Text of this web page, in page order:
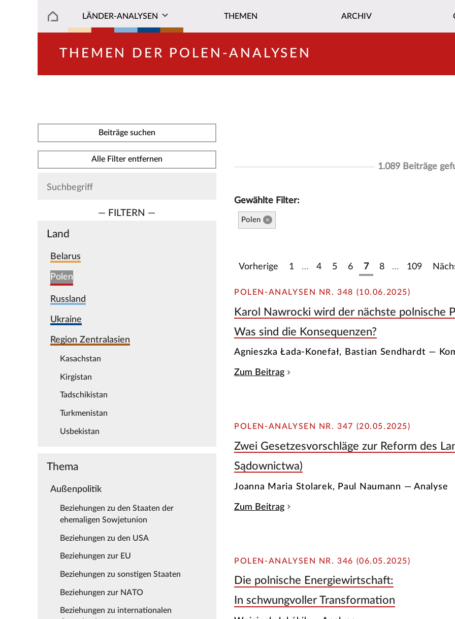
LÄNDER-ANALYSEN THEMEN ARCHIV
THEMEN DER POLEN-ANALYSEN
Beiträge suchen
Alle Filter entfernen
— FILTERN —
Land
Belarus
Polen
Russland
Ukraine
Region Zentralasien
Kasachstan
Kirgistan
Tadschikistan
Turkmenistan
Usbekistan
Thema
Außenpolitik
Beziehungen zu den Staaten der
ehemaligen Sowjetunion
Beziehungen zu den USA
Beziehungen zur EU
Beziehungen zu sonstigen Staaten
Beziehungen zur NATO
Beziehungen zu internationalen
1.089 Beiträge
Gewählte Filter:
Polen ×
Vorherige 1 … 4 5 6 7 8 … 109
POLEN-ANALYSEN NR. 348 (10.06.2025)
Karol Nawrocki wird der nächste polnische
Was sind die Konsequenzen?
Agnieszka Łada-Konefał, Bastian Sendhardt —
Zum Beitrag
POLEN-ANALYSEN NR. 347 (20.05.2025)
Zwei Gesetzesvorschläge zur Reform des
Sądownictwa)
Joanna Maria Stolarek, Paul Naumann — Analyse
Zum Beitrag
POLEN-ANALYSEN NR. 346 (06.05.2025)
Die polnische Energiewirtschaft:
In schwungvoller Transformation